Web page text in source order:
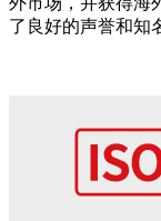
了良好的声誉和知